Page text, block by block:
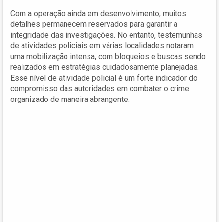
Com a operação ainda em desenvolvimento, muitos
detalhes permanecem reservados para garantir a
integridade das investigações. No entanto, testemunhas
de atividades policiais em várias localidades notaram
uma mobilização intensa, com bloqueios e buscas sendo
realizados em estratégias cuidadosamente planejadas.
Esse nível de atividade policial é um forte indicador do
compromisso das autoridades em combater o crime
organizado de maneira abrangente.